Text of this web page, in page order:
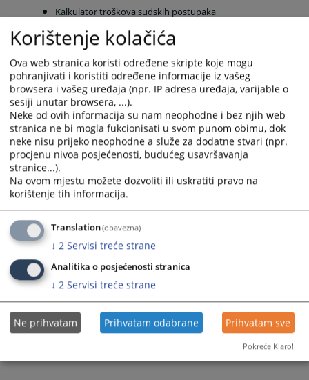
Kalkulator troškova sudskih postupaka
Adresar pravosudnih institucija
Adresar sudskih vještaka i tumača
Adresar advokata
Registri poslovnih subjekata u BiH
Sve aktivnosti imaju za cilj unaprijediti rad pravosuđa, osigurati bolje i
kvalitetnije elektronske komunikacije s pravosuđem.
18714PREGLEDA
Korištenje kolačića
Ova web stranica koristi određene skripte koje mogu
pohranjivati i koristiti određene informacije iz vašeg
browsera i vašeg uređaja (npr. IP adresa uređaja, varijable o
sesiji unutar browsera, ...).
Neke od ovih informacija su nam neophodne i bez njih web
stranica ne bi mogla fukcionisati u svom punom obimu, dok
neke nisu prijeko neophodne a služe za dodatne stvari (npr.
procjenu nivoa posjećenosti, budućeg usavršavanja
stranice...).
Na ovom mjestu možete dozvoliti ili uskratiti pravo na
korištenje tih informacija.
Translation(obavezna)
↓ 2 Servisi treće strane
Analitika o posjećenosti stranica
↓ 2 Servisi treće strane
Ne prihvatam Prihvatam odabrane Prihvatam sve
Pokreće Klaro!